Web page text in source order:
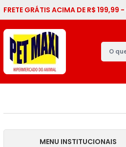
FRETE GRÁTIS ACIMA DE R$ 199,99
MENU INSTITUCIONAIS